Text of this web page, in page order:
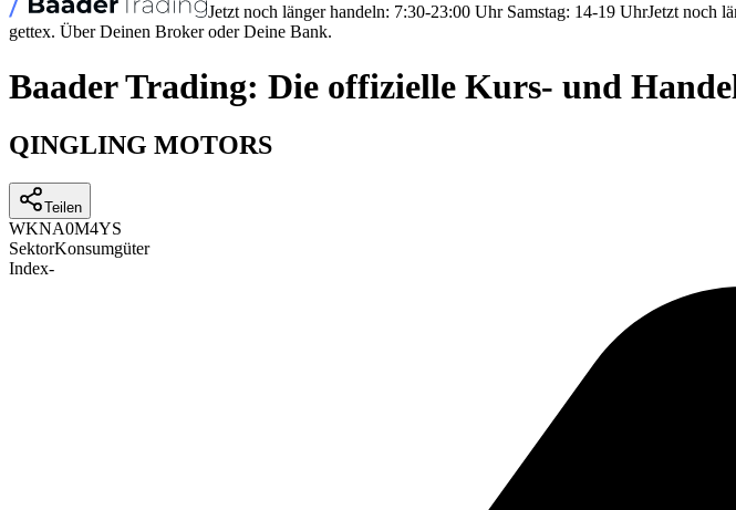
Jetzt noch länger handeln: 7:30-23:00 Uhr Samstag: 14-19 UhrJetzt noch
gettex. Über Deinen Broker oder Deine Bank.
Baader Trading: Die offizielle Kurs- und
QINGLING MOTORS
Teilen
WKNA0M4YS
SektorKonsumgüter
Index-